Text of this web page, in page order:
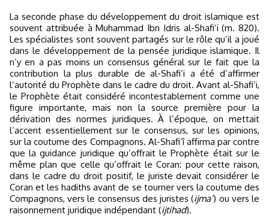
La seconde phase du développement du droit islamique est
souvent attribuée à Muhammad Ibn Idris al-Shafi‘i (m. 820).
Les spécialistes sont souvent partagés sur le rôle qu’il a joué
dans le développement de la pensée juridique islamique. Il
n’y en a pas moins un consensus général sur le fait que la
contribution la plus durable de al-Shafi‘i a été d’affirmer
l’autorité du Prophète dans le cadre du droit. Avant al-Shafi‘i,
le Prophète était considéré incontestablement comme une
figure importante, mais non la source première pour la
dérivation des normes juridiques. À l’époque, on mettait
l’accent essentiellement sur le consensus, sur les opinions,
sur la coutume des Compagnons. Al-Shafi‘î affirma par contre
que la guidance juridique qu’offrait le Prophète était sur le
même plan que celle qu’offrait le Coran: pour cette raison,
dans le cadre du droit positif, le juriste devait considérer le
Coran et les hadiths avant de se tourner vers la coutume des
Compagnons, vers le consensus des juristes (ijma’) ou vers le
raisonnement juridique indépendant (ijtihad).